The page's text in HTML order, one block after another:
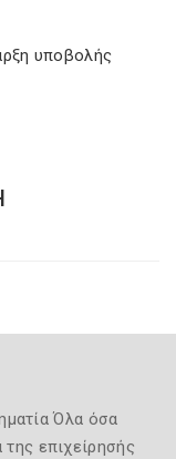
υποβολής
Όλα όσα
επιχείρησής